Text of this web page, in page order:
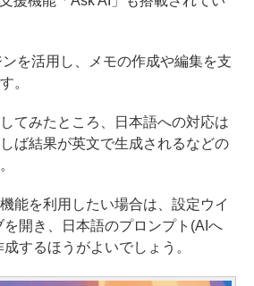
を活用し、メモの作成や編集を支
。
てみたところ、日本語への対応は
ば結果が英文で生成されるなどの
能を利用したい場合は、設定ウイ
を開き、日本語のプロンプト(AIへ
するほうがよいでしょう。